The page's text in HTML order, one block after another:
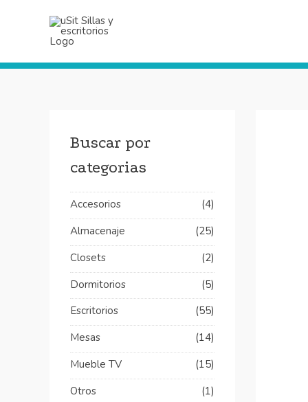
Buscar por
categorias
Accesorios
(4)
Almacenaje
(25)
Closets
(2)
Dormitorios
(5)
Escritorios
(55)
Mesas
(14)
Mueble TV
(15)
Otros
(1)